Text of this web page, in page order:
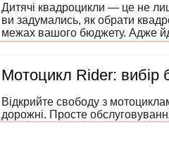
Дитячі квадроцикли — це не
ви задумались, як обрати
межах вашого бюджету. Адже
увагу та навички водіння ще
Мотоцикл Rider: вибір
Відкрийте свободу з
дорожні. Просте